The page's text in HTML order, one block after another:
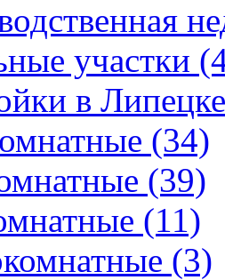
участки
в Липецке
(34)
(39)
(11)
(3)